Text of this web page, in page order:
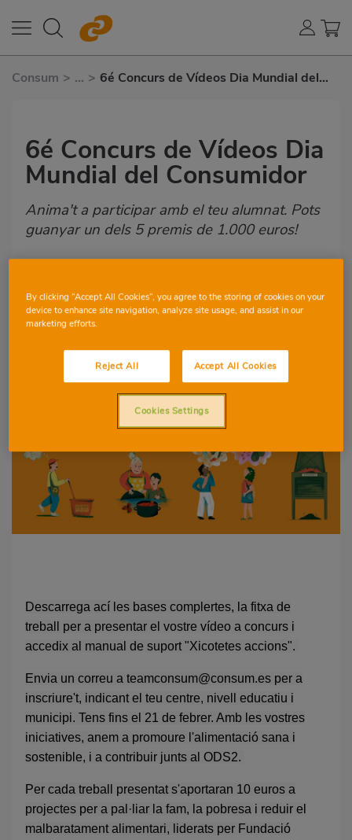
Consum > ... > 6é Concurs de Vídeos Dia Mundial del
6é Concurs de Vídeos Dia
Mundial del Consumidor
Anima't a participar amb el teu alumnat. Pots
guanyar un dels 5 premis de 1.000 euros!
CONCURSOS MIRA-HO TOT
8-9 ANYS
11-12 ANYS 12-13 ANYS
Descarrega ací les bases complertes, la fitxa de
treball per a presentar el vostre vídeo a concurs i
accedix al manual de suport "Xicotetes accions".
Envia un correu a teamconsum@consum.es per a
inscriure't, indicant el teu centre, nivell educatiu i
municipi. Tens fins el 21 de febrer. Amb les vostres
iniciatives, anem a promoure l'alimentació sana i
sostenible, i a contribuir junts al ODS2.
Per cada treball presentat s'aportaran 10 euros a
projectes per a pal·liar la fam, la pobresa i reduir el
malbaratament alimentari, liderats per Fundació
By clicking “Accept All Cookies”, you agree to the storing of cookies on your
device to enhance site navigation, analyze site usage, and assist in our
marketing efforts.
Reject All Accept All Cookies
Cookies Settings